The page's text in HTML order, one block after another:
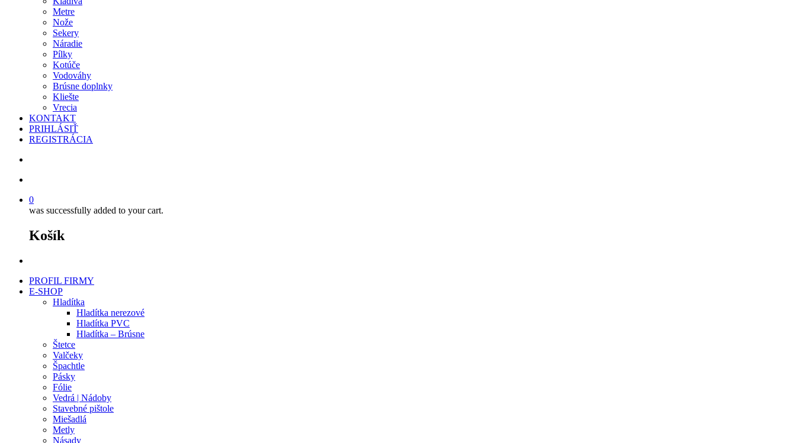
Metre
Nože
Sekery
Náradie
Pílky
Kotúče
Vodováhy
Brúsne doplnky
Kliešte
Vrecia
KONTAKT
PRIHLÁSIŤ
REGISTRÁCIA
0
was successfully added to your cart.
Košík
PROFIL FIRMY
E-SHOP
Hladítka
Hladítka nerezové
Hladítka PVC
Hladítka – Brúsne
Štetce
Valčeky
Špachtle
Pásky
Fólie
Vedrá | Nádoby
Stavebné pištole
Miešadlá
Metly
Násady